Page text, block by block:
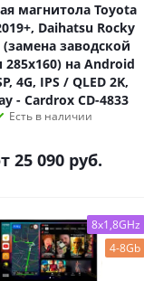
магнитола Toyota
Daihatsu Rocky
(замена заводской
на Android
4G, IPS / QLED 2K,
- Cardrox CD-4833
Есть в наличии
25 090 руб.
8x1,8GHz
4-8Gb